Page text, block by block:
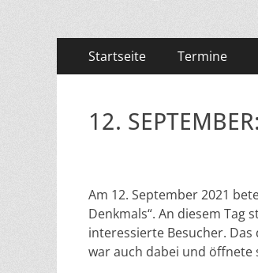
Primäres
Menü
Inhalt
Startseite Termine
12.
Am 12. September 2021
Denkmals“. An diesem
interessierte Besucher. Das
war auch dabei und öffnete